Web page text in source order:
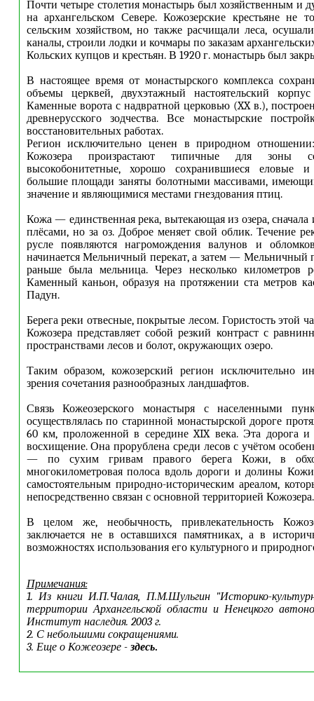
Почти четыре столетия монастырь был хозяйственным и
на архангельском Севере. Кожозерские крестьяне не
сельским хозяйством, но также расчищали леса,
каналы, строили лодки и кочмары по заказам
Кольских купцов и крестьян. В 1920 г. монастырь был
В настоящее время от монастырского комплекса
объемы церквей, двухэтажный настоятельский
Каменные ворота с надвратной церковью (XX в.),
древнерусского зодчества. Все монастырские
восстановительных работах.
Регион исключительно ценен в природном
Кожозера произрастают типичные для зоны
высокобонитетные, хорошо сохранившиеся еловые
большие площади заняты болотными массивами,
значение и являющимися местами гнездования птиц.
Кожа — единственная река, вытекающая из озера,
плёсами, но за оз. Доброе меняет свой облик. Течение
русле появляются нагромождения валунов и
начинается Мельничный перекат, а затем — Мельничный
раньше была мельница. Через несколько километров
Каменный каньон, образуя на протяжении ста метров
Падун.
Берега реки отвесные, покрытые лесом. Гористость этой
Кожозера представляет собой резкий контраст с
пространствами лесов и болот, окружающих озеро.
Таким образом, кожозерский регион исключительно
зрения сочетания разнообразных ландшафтов.
Связь Кожеозерского монастыря с населенными
осуществлялась по старинной монастырской дороге
60 км, проложенной в середине XIX века. Эта дорога и
восхищение. Она прорублена среди лесов с учётом
— по сухим гривам правого берега Кожи, в
многокилометровая полоса вдоль дороги и долины
самостоятельным природно-историческим ареалом,
непосредственно связан с основной территорией Кожозера.
В целом же, необычность, привлекательность
заключается не в оставшихся памятниках, а в
возможностях использования его культурного и
Примечания:
1. Из книги И.П.Чалая, П.М.Шульгин "Историко-
территории Архангельской области и Ненецкого
Институт наследия. 2003 г.
2. С небольшими сокращениями.
3. Еще о Кожеозере -здесь.